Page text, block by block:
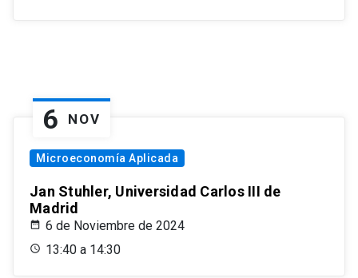
6 NOV
Microeconomía Aplicada
Jan Stuhler, Universidad Carlos III de
Madrid
6 de Noviembre de 2024
13:40 a 14:30